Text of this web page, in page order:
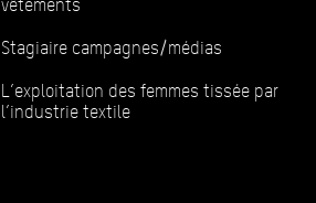
vêtements
Stagiaire campagnes/médias
L’exploitation des femmes tissée par
l’industrie textile